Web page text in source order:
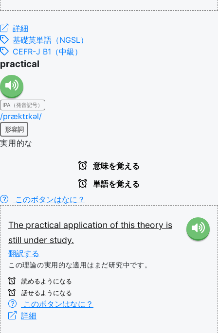
詳細
基礎英単語（NGSL）
CEFR-J B1（中級）
practical
IPA（発音記号）
/præktɪkəl/
形容詞
実用的な
意味を覚える
単語を覚える
このボタンはなに？
The practical application of this theory is
still under study.
翻訳する
この理論の実用的な適用はまだ研究中です。
読めるようになる
話せるようになる
このボタンはなに？
詳細